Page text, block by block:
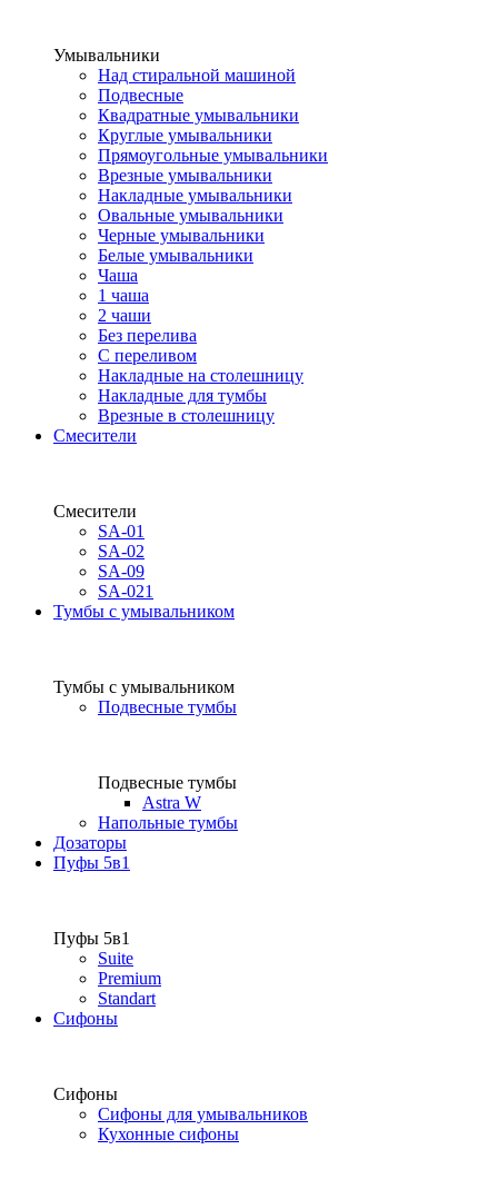
Умывальники
Над стиральной машиной
Подвесные
Квадратные умывальники
Круглые умывальники
Прямоугольные умывальники
Врезные умывальники
Накладные умывальники
Овальные умывальники
Черные умывальники
Белые умывальники
Чаша
1 чаша
2 чаши
Без перелива
С переливом
Накладные на столешницу
Накладные для тумбы
Врезные в столешницу
Смесители
Смесители
SA-01
SA-02
SA-09
SA-021
Тумбы с умывальником
Тумбы с умывальником
Подвесные тумбы
Подвесные тумбы
Astra W
Напольные тумбы
Дозаторы
Пуфы 5в1
Пуфы 5в1
Suite
Premium
Standart
Сифоны
Сифоны
Сифоны для умывальников
Кухонные сифоны